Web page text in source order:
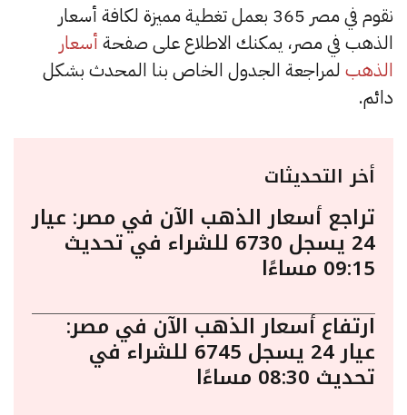
نقوم في مصر 365 بعمل تغطية مميزة لكافة أسعار
الذهب في مصر، يمكنك الاطلاع على صفحة أسعار
الذهب لمراجعة الجدول الخاص بنا المحدث بشكل
دائم.
أخر التحديثات
تراجع أسعار الذهب الآن في مصر: عيار
24 يسجل 6730 للشراء في تحديث
09:15 مساءًا
ارتفاع أسعار الذهب الآن في مصر:
عيار 24 يسجل 6745 للشراء في
تحديث 08:30 مساءًا